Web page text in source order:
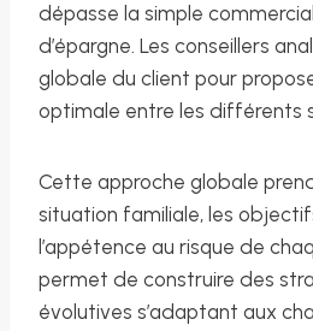
dépasse la simple
d’épargne. Les conseillers
globale du client pour
optimale entre les différents
Cette approche globale
situation familiale, les
l’appétence au risque de
permet de construire des
évolutives s’adaptant aux